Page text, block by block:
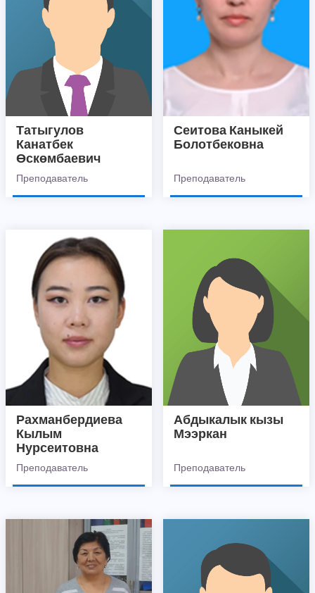
Татыгулов
Канатбек
Өскөмбаевич
Преподаватель
Сеитова Каныкей
Болотбековна
Преподаватель
Рахманбердиева
Кылым
Нурсеитовна
Преподаватель
Абдыкалык кызы
Мээркан
Преподаватель